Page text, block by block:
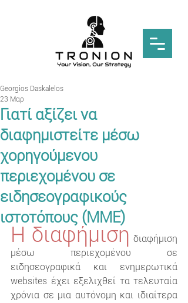
Γιατί αξίζει να
διαφημιστείτε μέσω
χορηγούμενου
περιεχομένου σε
ειδησεογραφικούς
ιστοτόπους (ΜΜΕ)
Georgios Daskalelos
23 Μαρ
Η διαφήμιση διαφήμιση
μέσω περιεχομένου σε
ειδησεογραφικά και ενημερωτικά
websites έχει εξελιχθεί τα τελευταία
χρόνια σε μια αυτόνομη και ιδιαίτερα